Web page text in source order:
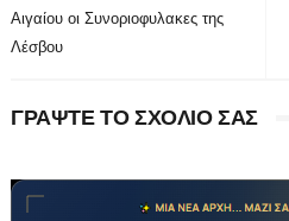
Αιγαίου οι Συνοριοφυλακες της
Λέσβου
ΓΡΑΨΤΕ ΤΟ ΣΧΟΛΙΟ ΣΑΣ